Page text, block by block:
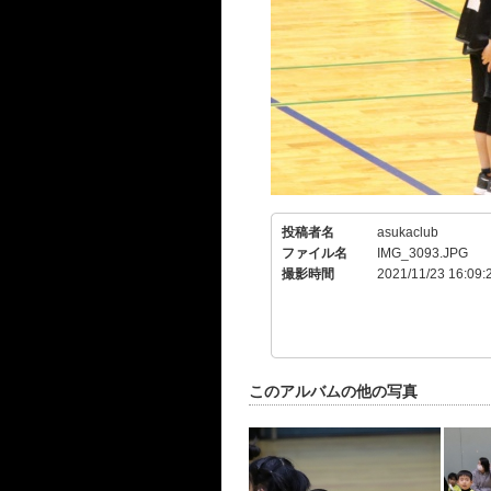
投稿者名
asukaclub
ファイル名
IMG_3093.JPG
撮影時間
2021/11/23
このアルバムの他の写真